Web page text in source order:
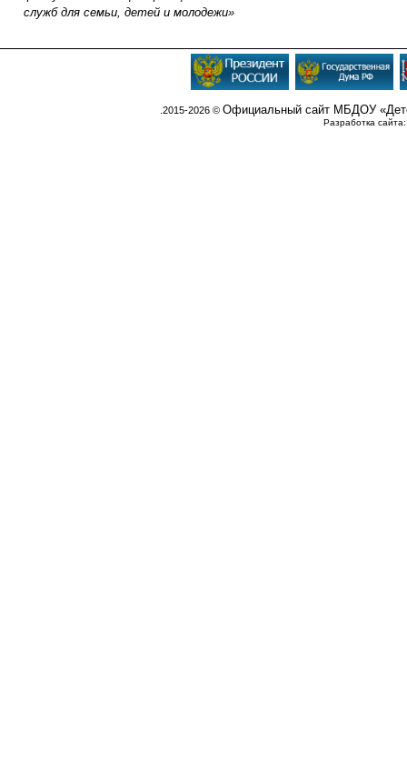
служб для семьи, детей и молодежи»
.2015-2026 © Официальный сайт МБДОУ
Разработка